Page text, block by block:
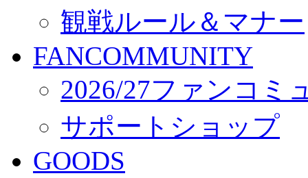
観戦ルール＆マナー
FANCOMMUNITY
2026/27ファンコミ
サポートショップ
GOODS